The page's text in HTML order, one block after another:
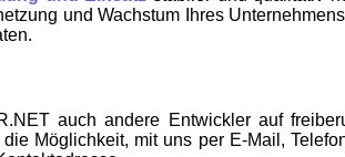
und Wachstum Ihres
auch andere Entwickler auf
Möglichkeit, mit uns per E-Mail,